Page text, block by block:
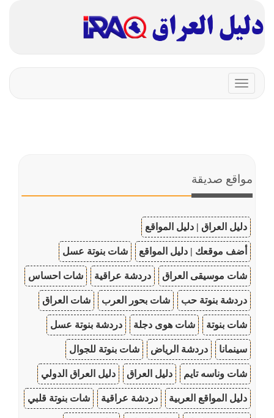
Toggle
navigation
مواقع صديقة
دليل العراق | دليل المواقع
أضف موقعك | دليل المواقع شات بنوتة عسل
شات موسيقى العراق دردشة عراقية شات احساس
دردشة بنوتة حب شات بحور العرب شات العراق
شات بنوتة شات هوى دجلة دردشة بنوتة عسل
سينمانا دردشة الرياض شات بنوتة للجوال
شات وناسه تايم دليل العراق دليل العراق الدولي
دليل المواقع العربية دردشة عراقية شات بنوتة قلبي